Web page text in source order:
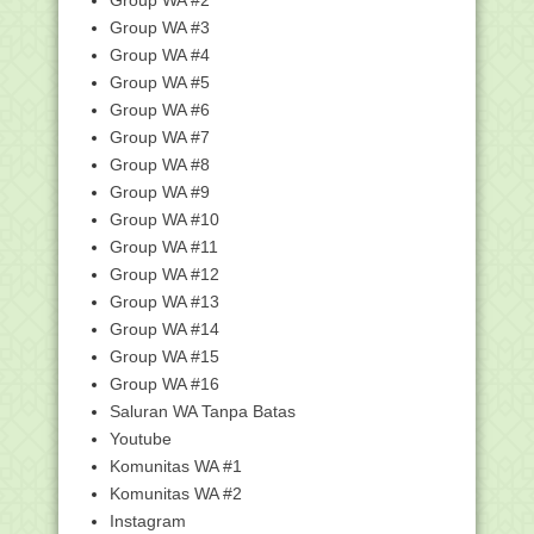
Jabatan Bagi...
69.757 Guru Lulus PPG Kemenag
Angkatan I, Cek Peng...
Dirapel Sejak Januari 2025, Tunjangan
Profesi 227....
Panduan Terbaru PPG Daljab 2025:
Kurikulum, Sistem...
Jadwal PPG Daljab Batch 3 Tahun
2025: Yuk, Siapkan...
Permendikdasmen Nomor 11 Tahun
SE Sekjen No. 22 Tahun 2025 tentang
Program Pemeri...
Syukur dan Tafakkur
Link Daftar dan Kumpulan Kunci
Jawaban Pelatihan D...
Pelatihan Literasi : Pembelajaran
Terdiferensiasi ...
Kunci Jawaban 3.1 Penguatan Literasi
dalam Kurik...
Group WA #3
Group WA #4
Group WA #5
Group WA #6
Group WA #7
Group WA #8
Group WA #9
Group WA #10
Group WA #11
Group WA #12
Group WA #13
Group WA #14
Group WA #15
Group WA #16
Saluran WA Tanpa Batas
Youtube
Komunitas WA #1
Komunitas WA #2
Instagram